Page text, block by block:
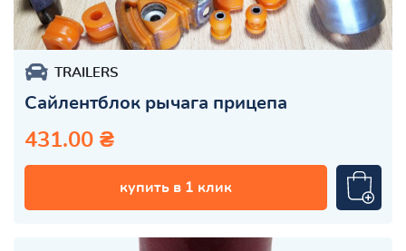
TRAILERS
Сайлентблок рычага прицепа
431.00 ₴
купить в 1 клик